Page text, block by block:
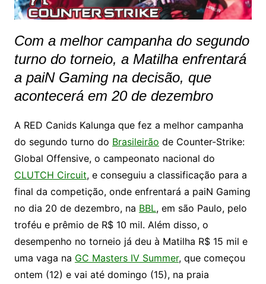
Com a melhor campanha do segundo
turno do torneio, a Matilha enfrentará
a paiN Gaming na decisão, que
acontecerá em 20 de dezembro
A RED Canids Kalunga que fez a melhor campanha
do segundo turno do Brasileirão de Counter-Strike:
Global Offensive, o campeonato nacional do
CLUTCH Circuit, e conseguiu a classificação para a
final da competição, onde enfrentará a paiN Gaming
no dia 20 de dezembro, na BBL, em são Paulo, pelo
troféu e prêmio de R$ 10 mil. Além disso, o
desempenho no torneio já deu à Matilha R$ 15 mil e
uma vaga na GC Masters IV Summer, que começou
ontem (12) e vai até domingo (15), na praia